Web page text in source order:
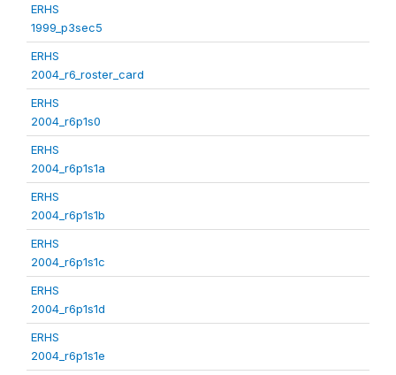
ERHS
1999_p3sec5
ERHS
2004_r6_roster_card
ERHS
2004_r6p1s0
ERHS
2004_r6p1s1a
ERHS
2004_r6p1s1b
ERHS
2004_r6p1s1c
ERHS
2004_r6p1s1d
ERHS
2004_r6p1s1e